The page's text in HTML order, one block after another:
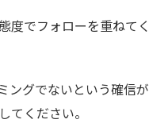
度でフォローを重ねてく
ングでないという確信が
てください。